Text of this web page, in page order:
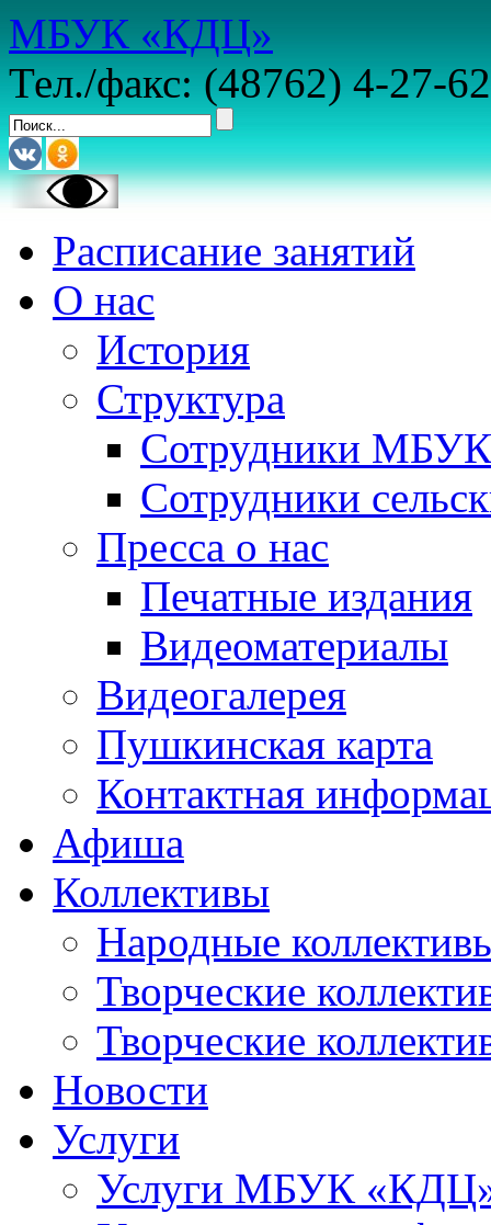
МБУК «КДЦ»
Тел./факс: (48762) 4-27-62
Расписание занятий
О нас
История
Структура
Сотрудники
Сотрудники
Пресса о нас
Печатные издания
Видеоматериалы
Видеогалерея
Пушкинская карта
Контактная
Афиша
Коллективы
Народные
Творческие
Творческие
Новости
Услуги
Услуги МБУК